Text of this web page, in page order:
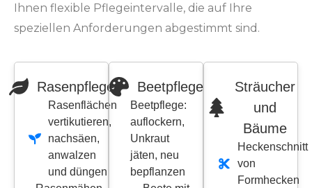
Ihnen flexible Pflegeintervalle, die auf Ihre
speziellen Anforderungen abgestimmt sind.
Rasenpflege
Rasenflächen
vertikutieren,
nachsäen,
anwalzen
und düngen
Beetpflege
Beetpflege:
auflockern,
Unkraut
jäten, neu
bepflanzen
Sträucher
und
Bäume
Heckenschnitt
von
Formhecken